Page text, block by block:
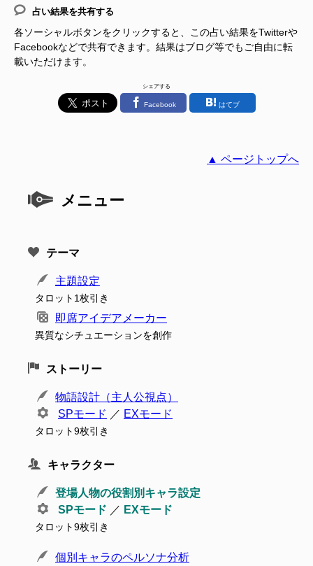
占い結果を共有する
各ソーシャルボタンをクリックすると、この占い結果をTwitterや
Facebookなどで共有できます。結果はブログ等でもご自由に転
載いただけます。
シェアする
Facebook はてブ
▲ ページトップへ
メニュー
テーマ
主題設定
タロット1枚引き
即席アイデアメーカー
異質なシチュエーションを創作
ストーリー
物語設計（主人公視点）
SPモード ／ EXモード
タロット9枚引き
キャラクター
登場人物の役割別キャラ設定
SPモード ／ EXモード
タロット9枚引き
個別キャラのペルソナ分析